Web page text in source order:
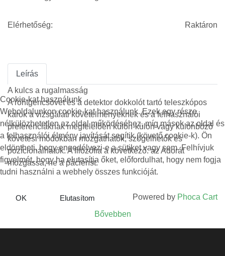
Elérhetőség: Raktáron
Leírás
A kulcs a rugalmasság
A röntgencsövet és a detektor dokkolót tartó teleszkópos
karok a vizsgálati követelményeknek és a felhasználói
preferenciáknak megfelelően külön-külön vagy különböző
követési módokban mozgathatók, szögelhetők és
pozícionálhatók. A filozófia a következő: az Adorát
mozgassa, ne a pácienst.
Powered by Phoca Cart
Cookie-kat használunk
Weboldalunkon cookie-kat használunk. Ezek egy része
nélkülözhetetlen az oldal működéséhez, míg mások az oldal és
a felhasználói élmény javítását segítik (követő cookie-k). Ön
eldöntheti, hogy engedélyezi-e a sütiket vagy sem. Felhívjuk
figyelmét, hogy ha elutasítja őket, előfordulhat, hogy nem fogja
tudni használni a webhely összes funkcióját.
OK
Elutasítom
Bővebben